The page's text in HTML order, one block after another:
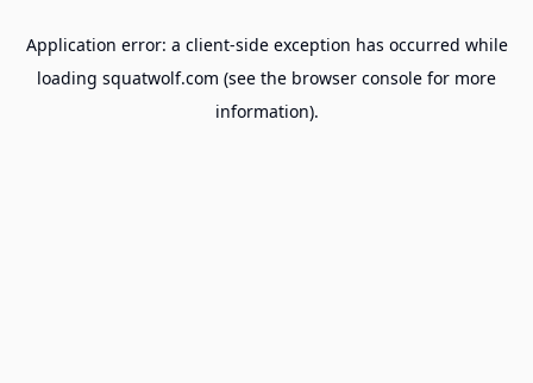
Application error: a client-side exception has occurred while
loading squatwolf.com (see the browser console for more
information).